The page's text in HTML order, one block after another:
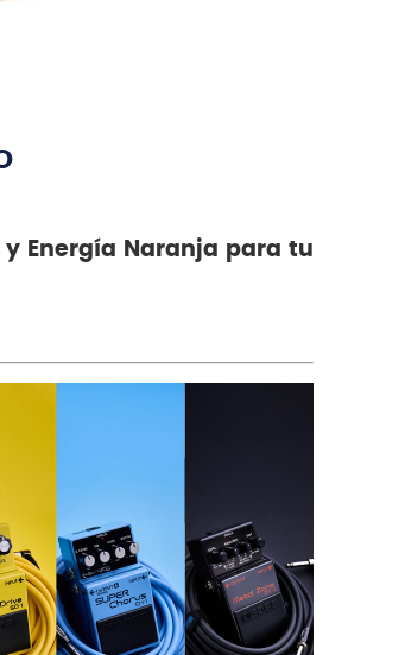
y Energía Naranja para tu